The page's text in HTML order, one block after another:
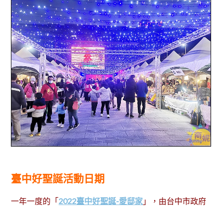
臺中好聖誕活動日期
一年一度的「2022臺中好聖誕-愛邸家 」，由台中市政府